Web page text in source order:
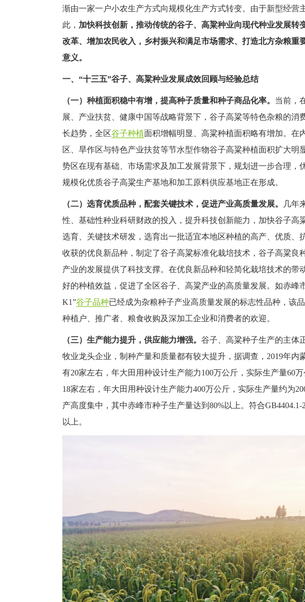
渐由一家一户小农生产方式向规模化生产方式转变。由于新型经营
此， 加快科技创新，推动传统的谷子、高粱种业向现代种业发展转
改革、增加农民收入，乡村振兴和满足市场需求、打造北方杂粮重
意义。
一、“十三五”谷子、高粱种业发展成效回顾与经验总结
（一）种植面积稳中有增，提高种子质量和种子商品化率。 当前，
展、产业扶贫、健康中国等战略背景下，谷子高粱等特色杂粮的消
长趋势，全区谷子种植面积增幅明显、高粱种植面积略有增加。在
区、旱作区与特色产业扶贫等节水型作物谷子高粱种植面积扩大明
势区在现有基础、市场需求及加工发展背景下，规划进一步合理，
规模化优质谷子高粱生产基地和加工原料供应基地正在形成。
（二）选育优质品种，配套关键技术，促进产业高质量发展。
几年
性、基础性种业科研财政的投入，提升科技创新能力，加快谷子高
选育、关键技术研发，选育出一批适宜本地区种植的高产、优质、
收获的优良新品种，制定了谷子高粱标准化栽培技术，谷子高粱良
产业的发展提供了科技支撑。在优良新品种和轻简化栽培技术的带
好的种植效益，促进了全区谷子、高粱产业的高质量发展。如赤峰
K1”谷子品种已经成为杂粮种子产业高质量发展的标志性品种，该
种植户、推广者、粮食收购及深加工企业和消费者的欢迎。
（三）生产能力提升，供应能力增强。 谷子、高粱种子生产的主体
牧业龙头企业，制种产量和质量都有较大提升，据调查，2019年内
有20家左右，年大田用种设计生产能力100万公斤，实际生产量60
18家左右，年大田用种设计生产能力400万公斤，实际生产量约为
产高度集中，其中赤峰市种子生产量达到80%以上。符合GB4404.1-
以上。